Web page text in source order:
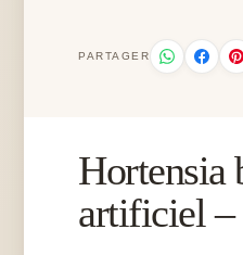
PARTAGER
Hortensia
artificiel –